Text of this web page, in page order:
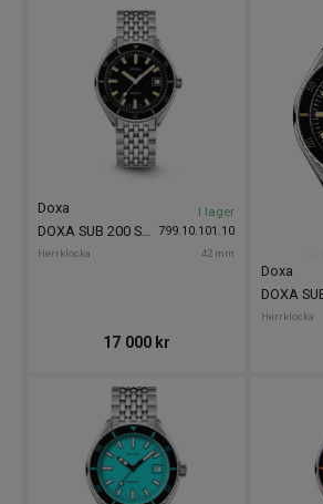
799.10.101.10
Doxa
Herrklocka 42 mm
DOXA SUB 200 Sharkhunter 42mm
I lager
17 000 kr
Doxa
Herrklocka